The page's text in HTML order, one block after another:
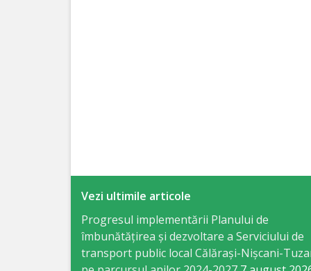
Drumuri
Specialist
Problemele
Vezi ultimile articole
Progresul implementării Planului de
îmbunătățirea și dezvoltare a Serviciului de
transport public local Călărași-Nișcani-